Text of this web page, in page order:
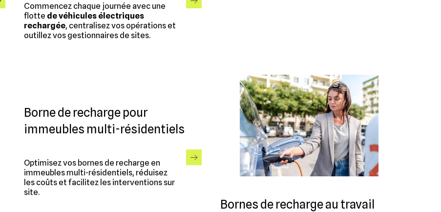
Commencez chaque journée avec une
flotte de véhicules électriques
rechargée, centralisez vos opérations et
outillez vos gestionnaires de sites.
Borne de recharge pour
immeubles multi-résidentiels
Optimisez vos bornes de recharge en
immeubles multi-résidentiels, réduisez
les coûts et facilitez les interventions sur
site.
Bornes de recharge au travail